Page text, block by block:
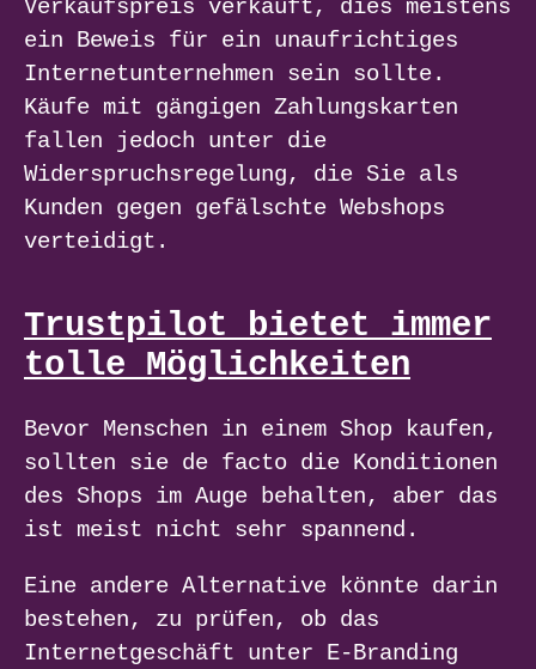
Verkaufspreis verkauft, dies meistens
ein Beweis für ein unaufrichtiges
Internetunternehmen sein sollte.
Käufe mit gängigen Zahlungskarten
fallen jedoch unter die
Widerspruchsregelung, die Sie als
Kunden gegen gefälschte Webshops
verteidigt.
Trustpilot bietet immer
tolle Möglichkeiten
Bevor Menschen in einem Shop kaufen,
sollten sie de facto die Konditionen
des Shops im Auge behalten, aber das
ist meist nicht sehr spannend.
Eine andere Alternative könnte darin
bestehen, zu prüfen, ob das
Internetgeschäft unter E-Branding